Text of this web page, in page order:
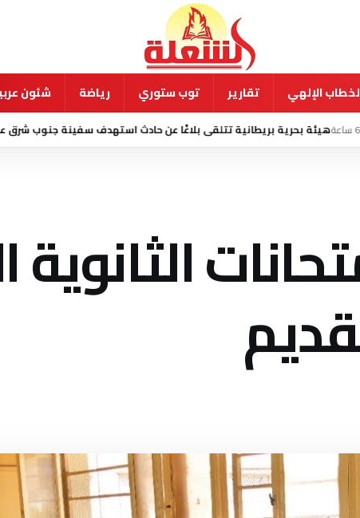
الإلهي تقارير توب ستوري رياضة شئون
تتلقى بلاغًا عن حادث استهدف سفينة جنوب شرق عدن منذ 23 ساعة
الثانوية